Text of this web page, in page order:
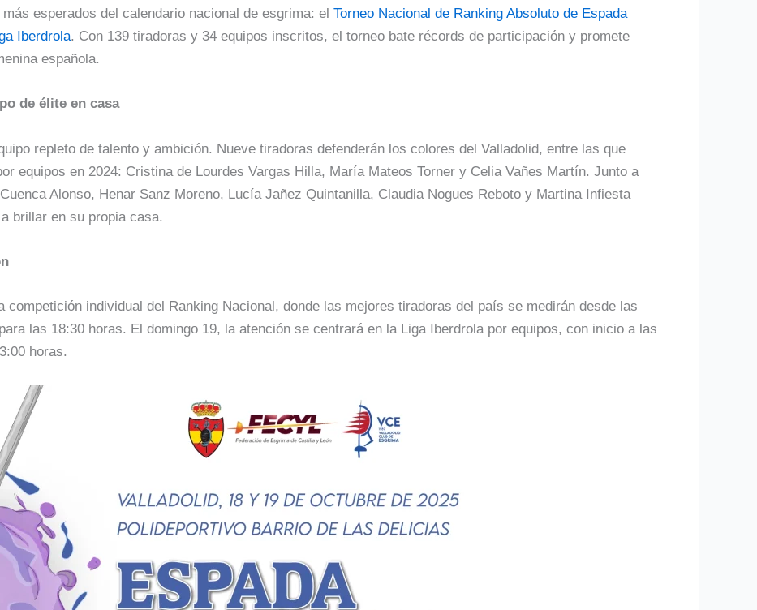
esperados del calendario nacional de esgrima: el Torneo Nacional de Ranking Absoluto de Espada
Iberdrola. Con 139 tiradoras y 34 equipos inscritos, el torneo bate récords de participación y promete
española.
de élite en casa
repleto de talento y ambición. Nueve tiradoras defenderán los colores del Valladolid, entre las que
equipos en 2024: Cristina de Lourdes Vargas Hilla, María Mateos Torner y Celia Vañes Martín. Junto a
Alonso, Henar Sanz Moreno, Lucía Jañez Quintanilla, Claudia Nogues Reboto y Martina Infiesta
brillar en su propia casa.
competición individual del Ranking Nacional, donde las mejores tiradoras del país se medirán desde las
las 18:30 horas. El domingo 19, la atención se centrará en la Liga Iberdrola por equipos, con inicio a las
horas.